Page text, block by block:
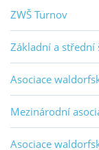
ZWŠ Turnov
Základní a střední
Asociace
Mezinárodní
Asociace